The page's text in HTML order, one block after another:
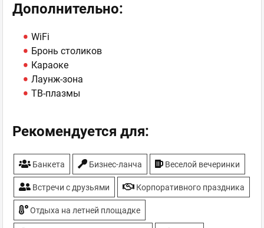
Дополнительно:
WiFi
Бронь столиков
Караоке
Лаунж-зона
ТВ-плазмы
Рекомендуется для:
Банкета Бизнес-ланча Веселой вечеринки
Встречи с друзьями Корпоративного праздника
Отдыха на летней площадке